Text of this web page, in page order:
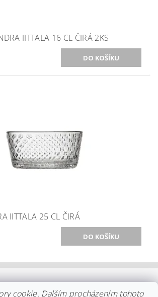
IITTALA 16 CL ČIRÁ 2KS
IITTALA 25 CL ČIRÁ
STELTON | DISTRIBUCE IITTALA |
cookie. Dalším procházením tohoto